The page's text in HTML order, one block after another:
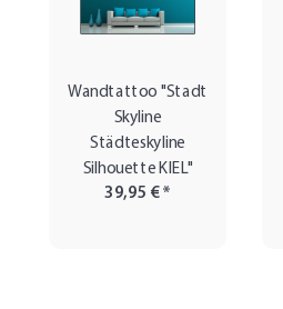
Wandtattoo "Stadt
Skyline
Städteskyline
Silhouette KIEL"
39,95 €*